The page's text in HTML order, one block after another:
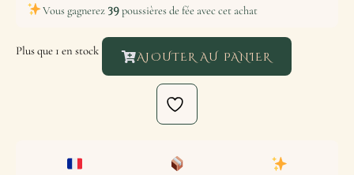
Vous gagnerez 39poussières de fée avec cet achat
Plus que 1 en stock AJOUTER AU PANIER